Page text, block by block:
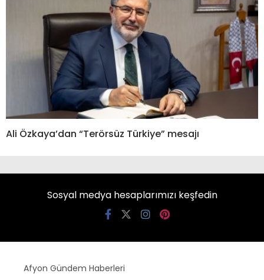
Ali Özkaya’dan “Terörsüz Türkiye” mesajı
Sosyal medya hesaplarımızı keşfedin
Afyon Gündem Haberleri